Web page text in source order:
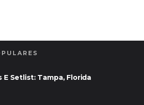
E Setlist: Tampa, Florida